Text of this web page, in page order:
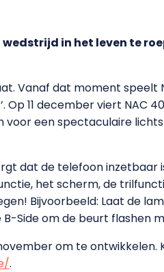
wedstrijd in het leven te
Vanaf dat moment speelt
Op 11 december viert NAC
voor een spectaculaire
dat de telefoon inzetbaar
het scherm, de
Bijvoorbeeld: Laat de
Side om de beurt flashen
om te ontwikkelen.
.